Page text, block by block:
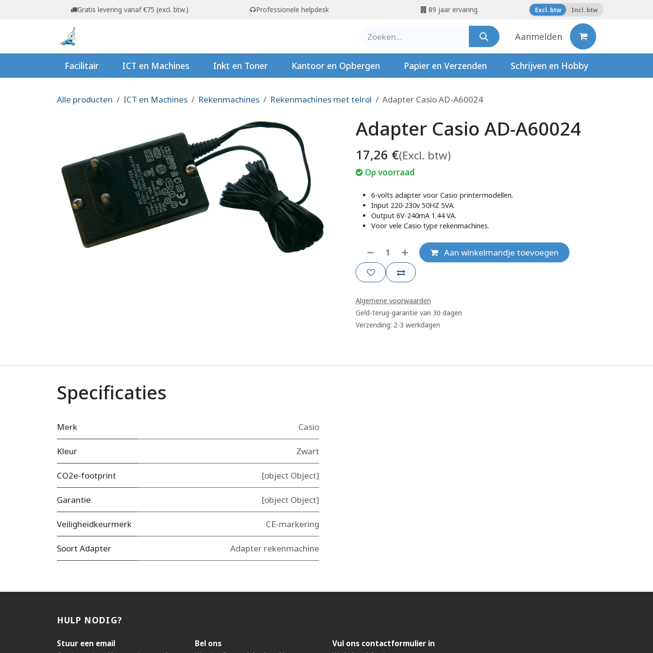
Overslaan naar inhoudGratis levering vanaf €75 (excl. btw.) Professionele helpdesk 89 jaar ervaring Excl. btw Incl. btw
Aanmelden
Facilitair ICT en Machines Inkt en Toner Kantoor en Opbergen Papier en Verzenden Schrijven en Hobby
Alle producten ICT en Machines Rekenmachines Rekenmachines met telrol Adapter Casio AD-A60024
Adapter Casio AD-A60024
17,26 €(Excl. btw)
Op voorraad
6-volts adapter voor Casio printermodellen.
Input 220-230v 50HZ 5VA.
Output 6V-240mA 1.44 VA.
Voor vele Casio type rekenmachines.
Aan winkelmandje toevoegen
Algemene voorwaarden
Geld-terug-garantie van 30 dagen
Verzending: 2-3 werkdagen
Specificaties
Merk Casio
Kleur Zwart
CO2e-footprint [object Object]
Garantie [object Object]
Veiligheidkeurmerk CE-markering
Soort Adapter Adapter rekenmachine
HULP NODIG?
Stuur een email Bel ons Vul ons contactformulier in